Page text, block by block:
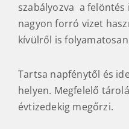
szabályozva a felöntés
nagyon forró vizet
kívülről is
Tartsa napfénytől és
helyen. Megfelelő
évtizedekig megőrzi.